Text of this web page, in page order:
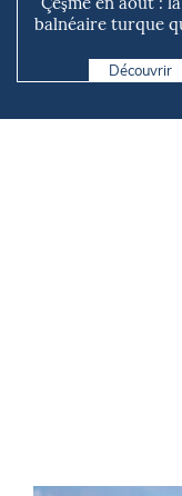
balnéaire turque
Découvrir